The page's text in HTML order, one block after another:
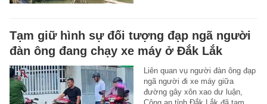
Tạm giữ hình sự đối tượng đạp ngã người
đàn ông đang chạy xe máy ở Đắk Lắk
Liên quan vụ người đàn ông đạp
ngã người đi xe máy giữa
đường gây xôn xao dư luận,